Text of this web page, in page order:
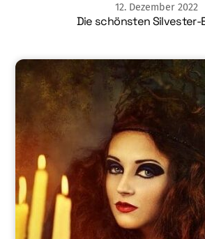
12. Dezember 2022
Die schönsten Silvester-